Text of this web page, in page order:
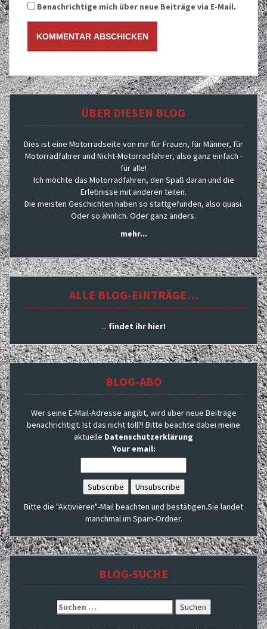
Benachrichtige mich über neue Beiträge via E-Mail.
ÜBER DIESEN BLOG
Dies ist eine Motorradseite von mir für Frauen, für Männer, für
Motorradfahrer und Nicht-Motorradfahrer, also ganz einfach -
für alle!
Ich möchte das Motorradfahren, den Spaß daran und die
Erlebnisse mit anderen teilen.
Die meisten Geschichten haben so stattgefunden, also quasi.
Oder so ähnlich. Oder ganz anders.
mehr...
ALLE BLOG-EINTRÄGE…
... findet ihr hier!
BLOG-ABO
Wer seine E-Mail-Adresse angibt, wird über neue Beiträge
benachrichtigt. Ist das nicht toll?! Bitte beachte dabei meine
aktuelle Datenschutzerklärung
Your email:
Bitte die "Aktivieren"-Mail beachten und bestätigen.Sie landet
manchmal im Spam-Ordner.
BLOG-SUCHE
Suchen
nach: